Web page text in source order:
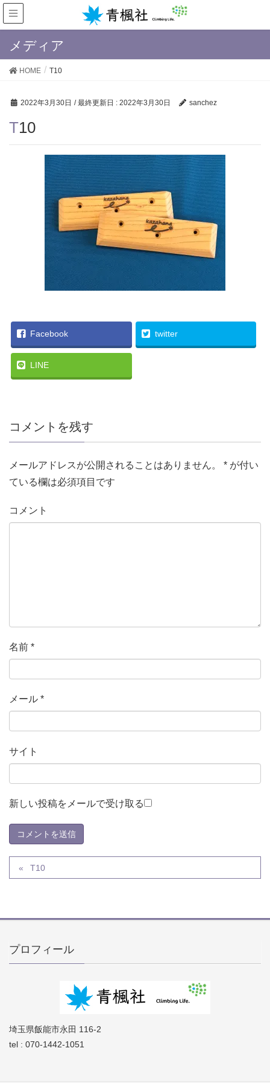
メディア
HOME T10
2022年3月30日 / 最終更新日 : 2022年3月30日 sanchez
T10
Facebook twitter
LINE
コメントを残す
メールアドレスが公開されることはありません。 * が付い
ている欄は必須項目です
コメント
名前 *
メール *
サイト
新しい投稿をメールで受け取る
T10
プロフィール
埼玉県飯能市永田 116-2
tel : 070-1442-1051